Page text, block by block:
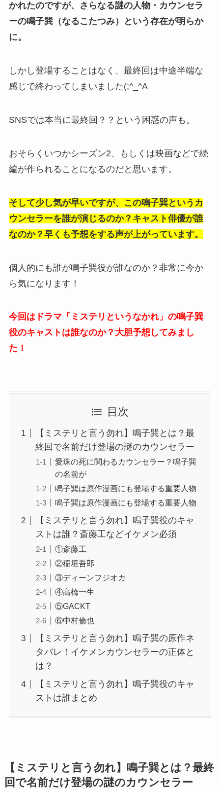
かれたのですが、さらなる謎の人物・カウンセラ
ーの鳴子巽（なるこたつみ）という存在が明らか
に。
しかし登場することはなく、最終回は中途半端な
感じで終わってしまいました(;^_^A
SNSでは本当に最終回？？という困惑の声も。
おそらくいつかシーズン2、もしくは映画などで続
編が作られることになるのだと思います。
そして少し気が早いですが、この鳴子巽というカ
ウンセラーを誰が演じるのか？キャスト俳優が誰
なのか？早くも予想をする声が上がっています。
個人的にも誰が鳴子巽役が誰なのか？非常に今か
ら気になります！
今回はドラマ「ミステリというなかれ」の鳴子巽
役のキャストは誰なのか？大胆予想してみまし
た！
目次
【ミステリと言う勿れ】鳴子巽とは？最
終回で名前だけ登場の謎のカウンセラー
愛珠の死に関わるカウンセラー？鳴子巽
の名前が
鳴子巽は原作漫画にも登場する重要人物
鳴子巽は原作漫画にも登場する重要人物
【ミステリと言う勿れ】鳴子巽役のキャ
ストは誰？斎藤工などイケメン必須
①斎藤工
②稲垣吾郎
③ディーンフジオカ
④高橋一生
⑤GACKT
⑥中村倫也
【ミステリと言う勿れ】鳴子巽の原作ネ
タバレ！イケメンカウンセラーの正体と
は？
【ミステリと言う勿れ】鳴子巽役のキャ
ストは誰まとめ
【ミステリと言う勿れ】鳴子巽とは？最終
回で名前だけ登場の謎のカウンセラー